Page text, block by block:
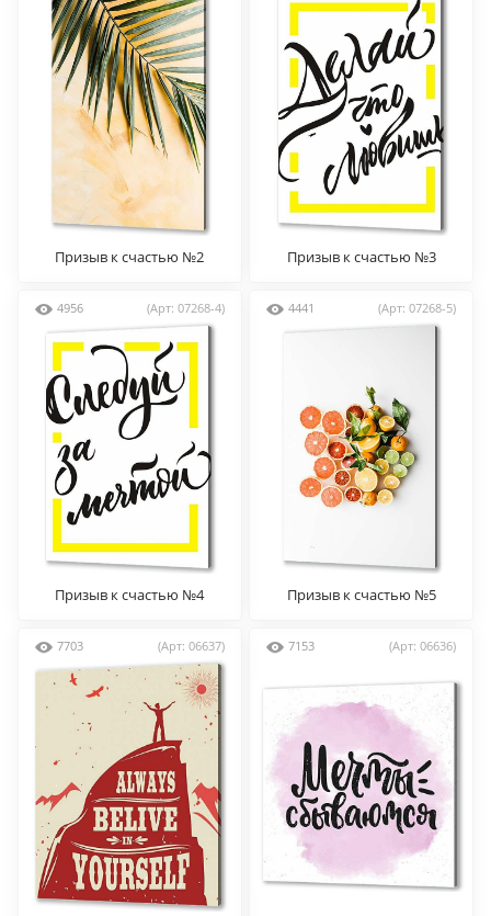
Призыв к счастью №2 Призыв к счастью №3
4956 (Арт: 07268-4)
Призыв к счастью №4
4441 (Арт: 07268-5)
Призыв к счастью №5
7703 (Арт: 06637) 7153 (Арт: 06636)